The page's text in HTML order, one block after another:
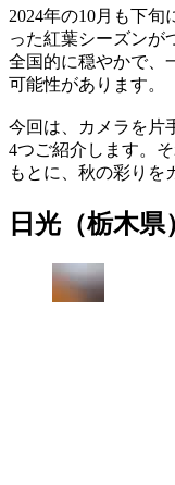
2024年の10月も下旬
った紅葉シーズンが
全国的に穏やかで、
可能性があります。
今回は、カメラを片
4つご紹介します。
もとに、秋の彩りを
日光（栃木県